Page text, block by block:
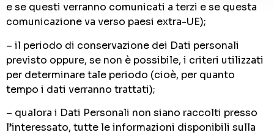
e se questi verranno comunicati a terzi e se questa
comunicazione va verso paesi extra-UE);
– il periodo di conservazione dei Dati personali
previsto oppure, se non è possibile, i criteri utilizzati
per determinare tale periodo (cioè, per quanto
tempo i dati verranno trattati);
– qualora i Dati Personali non siano raccolti presso
l’interessato, tutte le informazioni disponibili sulla